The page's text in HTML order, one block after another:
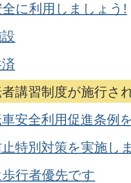
に利用しましょう!
講習制度が施行さ
安全利用促進条例
特別対策を実施し
行者優先です